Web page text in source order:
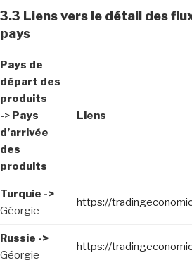
3.3 Liens vers le détail des
pays
Pays de
départ des
produits
-> Pays
d’arrivée
des
produits
Liens
Turquie ->
Géorgie
https://
Russie ->
Géorgie
https://